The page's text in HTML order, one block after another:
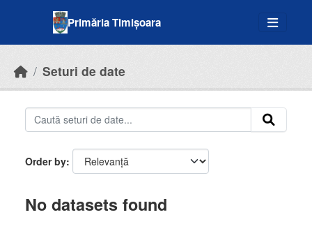
Primăria Timișoara
Seturi de date
Order by
No datasets found